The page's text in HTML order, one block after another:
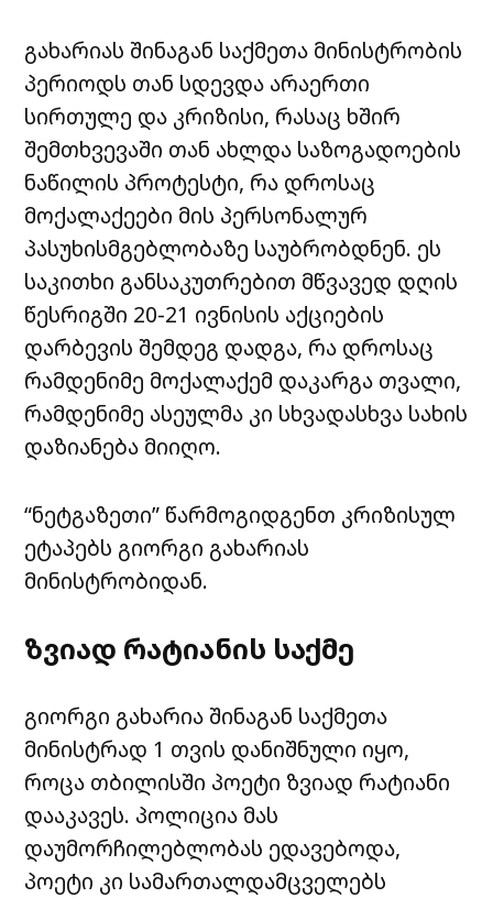
გახარიას შინაგან საქმეთა მინისტრობის
პერიოდს თან სდევდა არაერთი
სირთულე და კრიზისი, რასაც ხშირ
შემთხვევაში თან ახლდა საზოგადოების
ნაწილის პროტესტი, რა დროსაც
მოქალაქეები მის პერსონალურ
პასუხისმგებლობაზე საუბრობდნენ. ეს
საკითხი განსაკუთრებით მწვავედ დღის
წესრიგში 20-21 ივნისის აქციების
დარბევის შემდეგ დადგა, რა დროსაც
რამდენიმე მოქალაქემ დაკარგა თვალი,
რამდენიმე ასეულმა კი სხვადასხვა სახის
დაზიანება მიიღო.
“ნეტგაზეთი” წარმოგიდგენთ კრიზისულ
ეტაპებს გიორგი გახარიას
მინისტრობიდან.
ზვიად რატიანის საქმე
გიორგი გახარია შინაგან საქმეთა
მინისტრად 1 თვის დანიშნული იყო,
როცა თბილისში პოეტი ზვიად რატიანი
დააკავეს. პოლიცია მას
დაუმორჩილებლობას ედავებოდა,
პოეტი კი სამართალდამცველებს